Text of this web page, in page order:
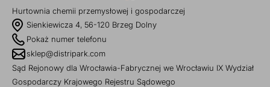
Hurtownia chemii przemysłowej i gospodarczej
Sienkiewicza 4, 56-120 Brzeg Dolny
Pokaż numer telefonu
sklep@distripark.com
Sąd Rejonowy dla Wrocławia-Fabrycznej we Wrocławiu IX Wydział
Gospodarczy Krajowego Rejestru Sądowego